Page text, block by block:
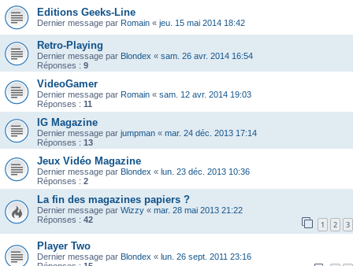
Editions Geeks-Line
Dernier message par Romain « jeu. 15 mai 2014 18:42
Retro-Playing
Dernier message par Blondex « sam. 26 avr. 2014 16:54
Réponses : 9
VideoGamer
Dernier message par Romain « sam. 12 avr. 2014 19:03
Réponses : 11
IG Magazine
Dernier message par jumpman « mar. 24 déc. 2013 17:14
Réponses : 13
Jeux Vidéo Magazine
Dernier message par Blondex « lun. 23 déc. 2013 10:36
Réponses : 2
La fin des magazines papiers ?
Dernier message par Wizzy « mar. 28 mai 2013 21:22
Réponses : 42 1 2 3
Player Two
Dernier message par Blondex « lun. 26 sept. 2011 23:16